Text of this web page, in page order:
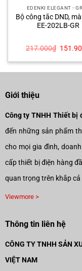
EDENKI ELEGANT -
Bộ công tắc DND,
EE-202LB-GR
217.000₫ Giá
là:
Giới thiệu
Công ty TNHH Thiết bị
đến những sản phẩm
cho mọi gia đình,
cấp thiết bị điện hàng
quan trọng trên khắp
Viewmore >
Thông tin liên hệ
CÔNG TY TNHH SẢN
VIỆT NAM